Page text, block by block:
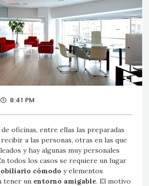
8:41 PM
oficinas, entre ellas las preparadas
a las personas, otras en las que
y hay algunas muy personales
todos los casos se requiere un lugar
cómodo y elementos
tener un entorno amigable. El motivo